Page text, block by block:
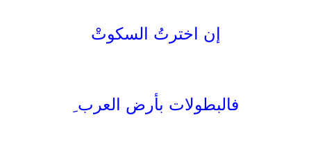
إن اخترتُ السكوتْ
فالبطولات بأرض العرب ِ